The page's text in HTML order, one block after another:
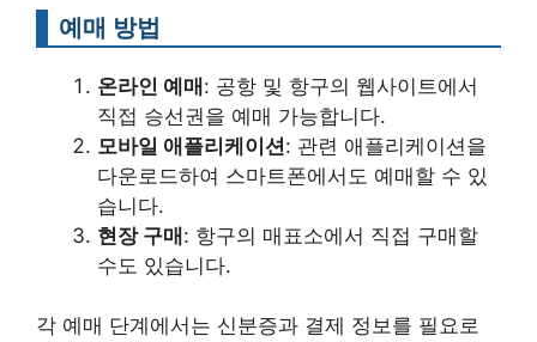
예매 방법
온라인 예매: 공항 및 항구의 웹사이트에서
직접 승선권을 예매 가능합니다.
모바일 애플리케이션: 관련 애플리케이션을
다운로드하여 스마트폰에서도 예매할 수 있
습니다.
현장 구매: 항구의 매표소에서 직접 구매할
수도 있습니다.
각 예매 단계에서는 신분증과 결제 정보를 필요로